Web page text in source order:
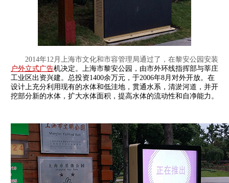
2014年12月上海市文化和市容管理局通过了，在黎安公园安装
户外立式广告机决定。上海市黎安公园，由市外环线指挥部与莘庄
工业区出资兴建。总投资1400余万元，于2006年8月对外开放。在
设计上充分利用现有的水体和低洼地，贯通水系，清淤河道，并开
挖部分新的水体，扩大水体面积，提高水体的流动性和自净能力。